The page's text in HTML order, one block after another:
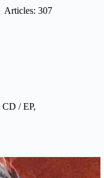
Articles: 307
CD / EP,